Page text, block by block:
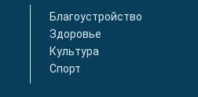
Благоустройство
Здоровье
Культура
Спорт